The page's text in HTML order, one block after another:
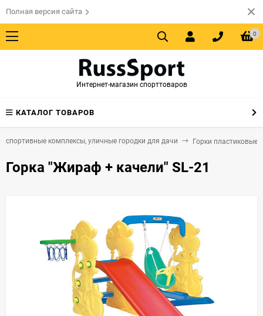
Полная версия сайта
0
Интернет-магазин спорттоваров
КАТАЛОГ ТОВАРОВ
спортивные комплексы, уличные городки для дачи Горки пластиковые
Горка "Жираф + качели" SL-21